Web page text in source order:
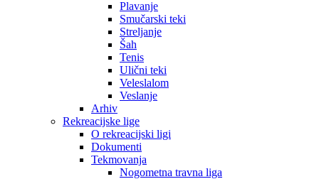
Plavanje
Smučarski teki
Streljanje
Šah
Tenis
Ulični teki
Veleslalom
Veslanje
Arhiv
Rekreacijske lige
O rekreacijski ligi
Dokumenti
Tekmovanja
Nogometna travna liga